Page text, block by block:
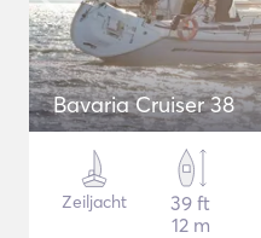
Bavaria Cruiser 38
Zeiljacht
39 ft
12 m